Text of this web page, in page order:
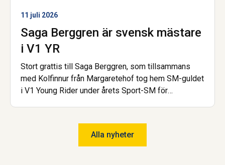
11 juli 2026
Saga Berggren är svensk mästare
i V1 YR
Stort grattis till Saga Berggren, som tillsammans
med Kolfinnur från Margaretehof tog hem SM-guldet
i V1 Young Rider under årets Sport-SM för
och går nu Hovslagarutbildningen, även den på
Alla nyheter